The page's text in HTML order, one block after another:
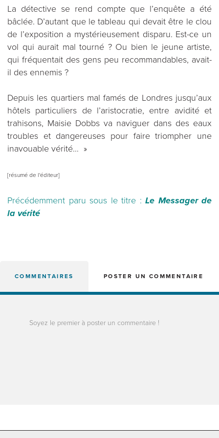
La détective se rend compte que l’enquête a été
bâclée. D’autant que le tableau qui devait être le clou
de l’exposition a mystérieusement disparu. Est-ce un
vol qui aurait mal tourné ? Ou bien le jeune artiste,
qui fréquentait des gens peu recommandables, avait-
il des ennemis ?
Depuis les quartiers mal famés de Londres jusqu’aux
hôtels particuliers de l’aristocratie, entre avidité et
trahisons, Maisie Dobbs va naviguer dans des eaux
troubles et dangereuses pour faire triompher une
inavouable vérité… »
[résumé de l'éditeur]
Précédemment paru sous le titre : Le Messager de
la vérité
COMMENTAIRES POSTER UN COMMENTAIRE
Soyez le premier à poster un commentaire !